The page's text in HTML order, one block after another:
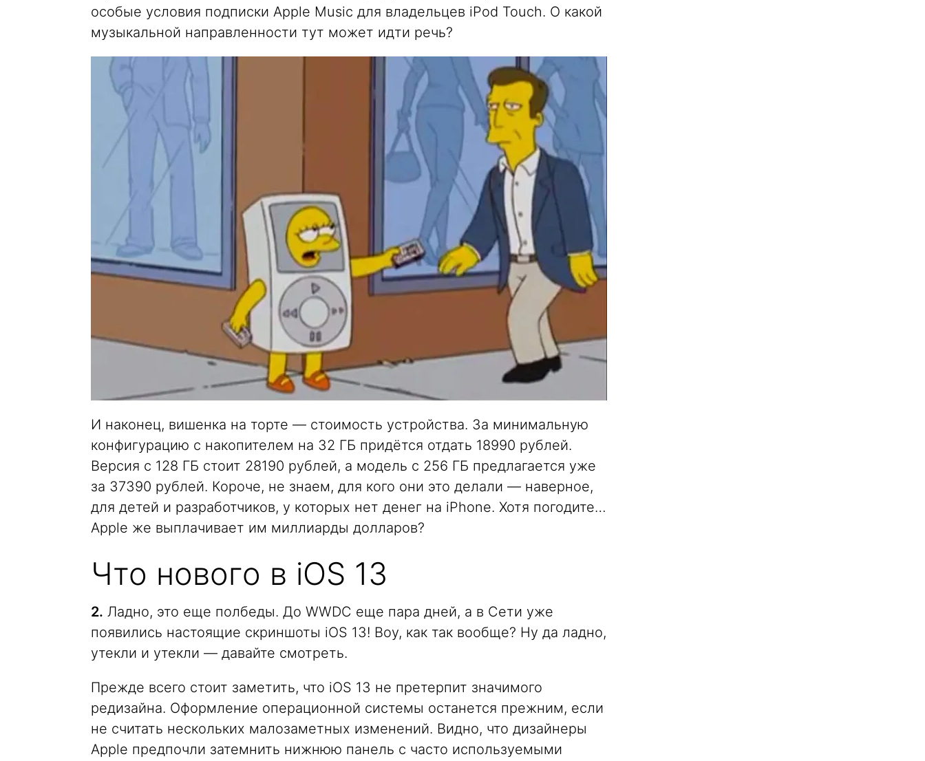
особые условия подписки Apple Music для владельцев iPod Touch. О какой
музыкальной направленности тут может идти речь?
И наконец, вишенка на торте — стоимость устройства. За минимальную
конфигурацию с накопителем на 32 ГБ придётся отдать 18990 рублей.
Версия с 128 ГБ стоит 28190 рублей, а модель с 256 ГБ предлагается уже
за 37390 рублей. Короче, не знаем, для кого они это делали — наверное,
для детей и разработчиков, у которых нет денег на iPhone. Хотя погодите…
Apple же выплачивает им миллиарды долларов?
Что нового в iOS 13
2. Ладно, это еще полбеды. До WWDC еще пара дней, а в Сети уже
появились настоящие скриншоты iOS 13! Воу, как так вообще? Ну да ладно,
утекли и утекли — давайте смотреть.
Прежде всего стоит заметить, что iOS 13 не претерпит значимого
редизайна. Оформление операционной системы останется прежним, если
не считать нескольких малозаметных изменений. Видно, что дизайнеры
Apple предпочли затемнить нижнюю панель с часто используемыми